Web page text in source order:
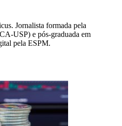
Jornalista formada pela
USP) e pós-graduada em
pela ESPM.